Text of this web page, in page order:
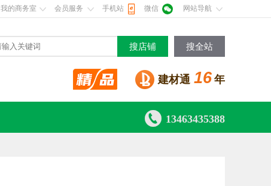
我的商务室 会员服务 手机站 微信 网站导航
搜店铺 搜全站
建材通 16 年
 13463435388